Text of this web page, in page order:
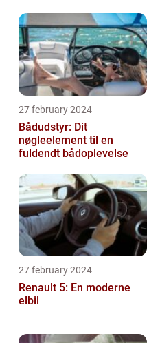
27 february 2024
Bådudstyr: Dit
nøgleelement til en
fuldendt bådoplevelse
27 february 2024
Renault 5: En moderne
elbil